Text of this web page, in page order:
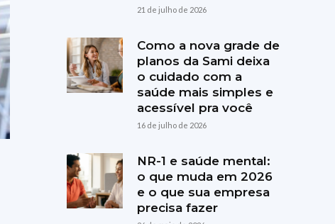
21 de julho de 2026
Como a nova grade de
planos da Sami deixa
o cuidado com a
saúde mais simples e
acessível pra você
16 de julho de 2026
NR-1 e saúde mental:
o que muda em 2026
e o que sua empresa
precisa fazer